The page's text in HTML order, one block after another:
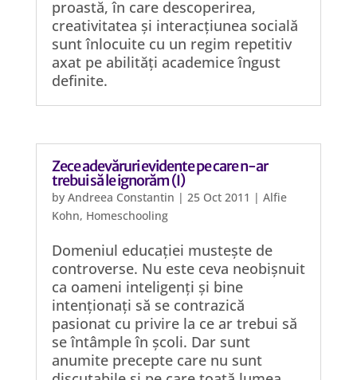
proastă, în care descoperirea,
creativitatea și interacțiunea socială
sunt înlocuite cu un regim repetitiv
axat pe abilități academice îngust
definite.
Zece adevăruri evidente pe care n-ar
trebui să le ignorăm (I)
by Andreea Constantin | 25 Oct 2011 | Alfie
Kohn, Homeschooling
Domeniul educației mustește de
controverse. Nu este ceva neobișnuit
ca oameni inteligenți și bine
intenționați să se contrazică
pasionat cu privire la ce ar trebui să
se întâmple în școli. Dar sunt
anumite precepte care nu sunt